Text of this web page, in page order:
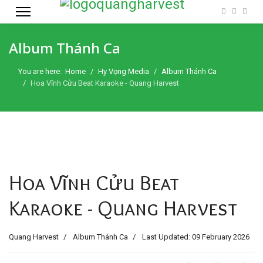
Album Thánh Ca
You are here: Home Hy Vọng Media
Album Thánh Ca
Hoa Vĩnh Cửu Beat Karaoke - Quang Harvest
Hoa Vĩnh Cửu Beat
Karaoke - Quang Harvest
Quang Harvest Album Thánh Ca Last Updated: 09 February 2026